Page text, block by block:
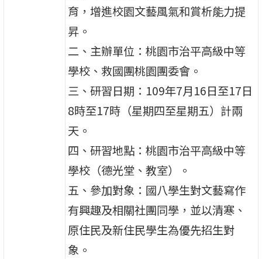
育，增進校園文藝風氣和賞析能力提
昇。
二、主辦單位：桃園市治平高級中等
學校、救國團桃園團委會。
三、研習日期：109年7月16日至17日
8時至17時（星期四至星期五）計兩
天。
四、研習地點：桃園市治平高級中等
學校（德光堂、教室）。
五、參加對象：國八學生對文藝寫作
有興趣及相關社團同學，並以清寒、
原住民及新住民學生為優先招生對
象。